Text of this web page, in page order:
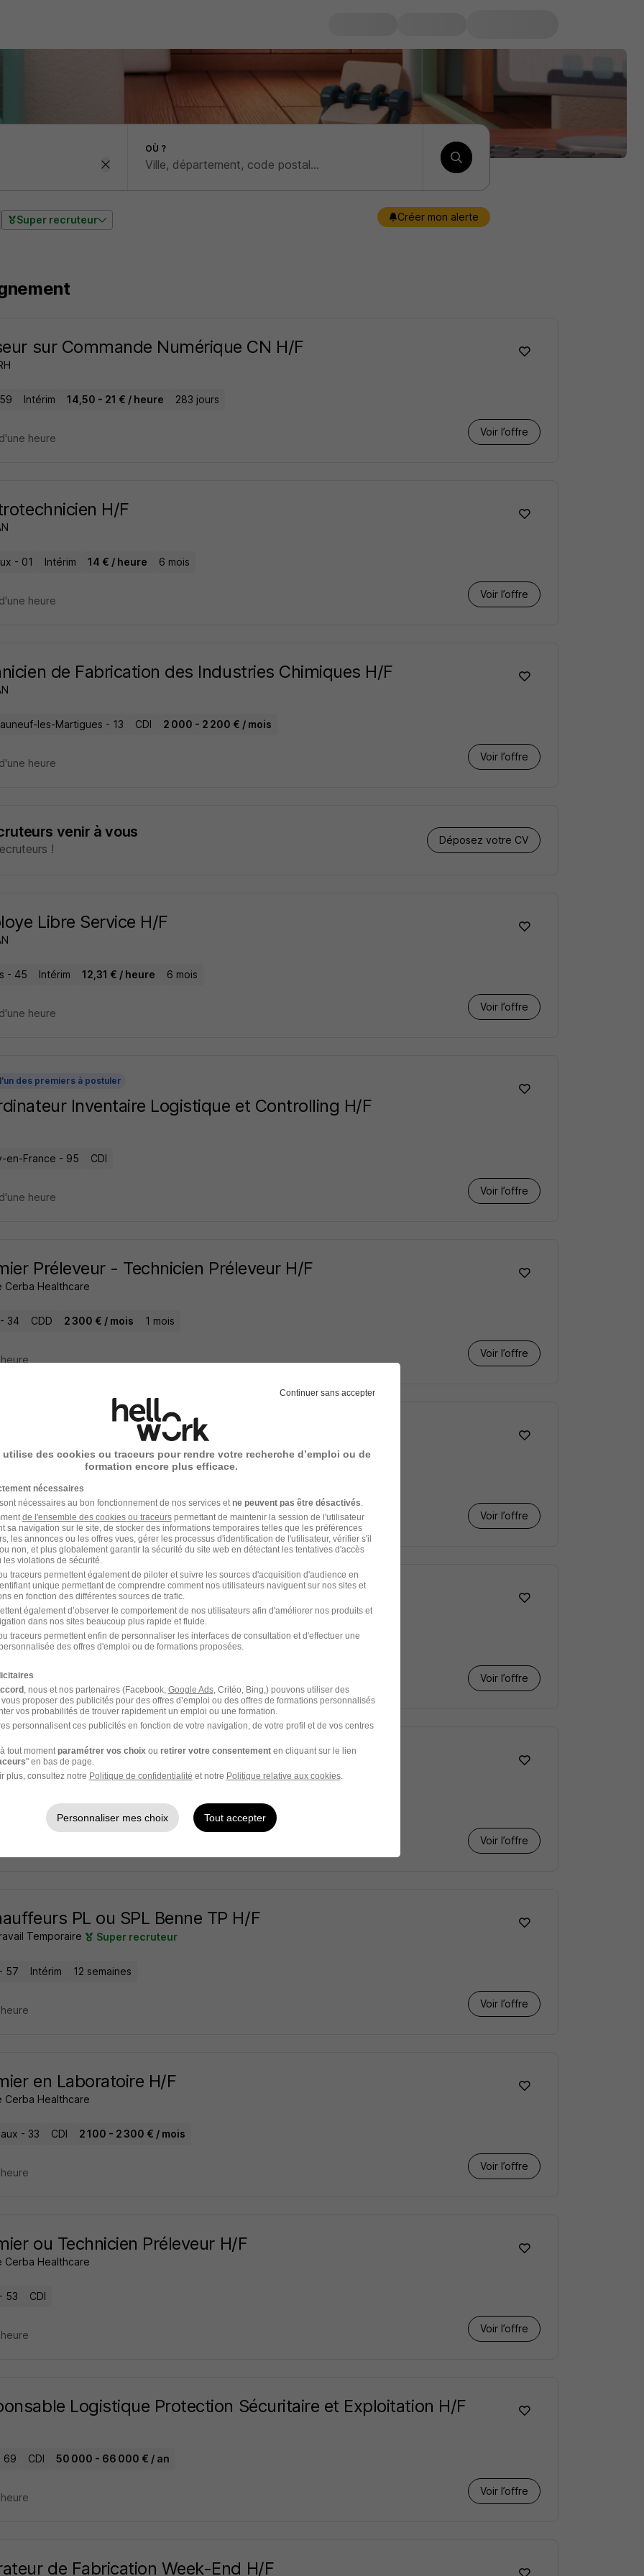
OÙ ?
Super recruteur Créer mon alerte
sur Commande Numérique CN H/F
Intérim 14,50 - 21 € / heure 283 jours
Voir l’offre
heure
H/F
- 01 Intérim 14 € / heure 6 mois
Voir l’offre
heure
de Fabrication des Industries Chimiques H/F
les-Martigues - 13 CDI 2 000 - 2 200 € / mois
Voir l’offre
heure
venir à vous
!
Déposez votre CV
Libre Service H/F
- 45 Intérim 12,31 € / heure 6 mois
Voir l’offre
heure
des premiers à postuler
Inventaire Logistique et Controlling H/F
en-France - 95 CDI
Voir l’offre
heure
Préleveur - Technicien Préleveur H/F
Cerba Healthcare
34 CDD 2 300 € / mois 1 mois
Voir l’offre
ou Technicien Préleveur H/F
Cerba Healthcare
sur-Loir - 72
Voir l’offre
Médical H/F
Cerba Healthcare
- 75 CDI
Voir l’offre
H/F
ONET
Corbières - 11
Voir l’offre
PL ou SPL Benne TP H/F
Temporaire Super recruteur
57 Intérim 12 semaines
Voir l’offre
en Laboratoire H/F
Cerba Healthcare
- 33 CDI 2 100 - 2 300 € / mois
Voir l’offre
ou Technicien Préleveur H/F
Cerba Healthcare
53 CDI
Voir l’offre
Logistique Protection Sécuritaire et Exploitation H/F
69 CDI 50 000 - 66 000 € / an
Voir l’offre
de Fabrication Week-End H/F
Continuer sans accepter
utilise des cookies ou traceurs pour rendre votre recherche d’emploi ou de
formation encore plus efficace.
nécessaires
nécessaires au bon fonctionnement de nos services et ne peuvent pas être désactivés
de l'ensemble des cookies ou traceurspermettant de maintenir la session de l'utilisateur
sa navigation sur le site, de stocker des informations temporaires telles que les préférences
les annonces ou les offres vues, gérer les processus d'identification de l'utilisateur, vérifier s'il
non, et plus globalement garantir la sécurité du site web en détectant les tentatives d'accès
violations de sécurité.
traceurs permettent également de piloter et suivre les sources d'acquisition d'audience en
unique permettant de comprendre comment nos utilisateurs naviguent sur nos sites et
en fonction des différentes sources de trafic.
également d’observer le comportement de nos utilisateurs afin d'améliorer nos produits et
dans nos sites beaucoup plus rapide et fluide.
traceurs permettent enfin de personnaliser les interfaces de consultation et d'effectuer une
des offres d'emploi ou de formations proposées.
, nous et nos partenaires (Facebook, Google Ads, Critéo, Bing,) pouvons utiliser des
proposer des publicités pour des offres d’emploi ou des offres de formations personnalisés
vos probabilités de trouver rapidement un emploi ou une formation.
personnalisent ces publicités en fonction de votre navigation, de votre profil et de vos centres
tout moment paramétrer vos choix ou retirer votre consentementen cliquant sur le lien
" en bas de page.
plus, consultez notre Politique de confidentialité et notre Politique relative aux cookies.
Personnaliser mes choix Tout accepter